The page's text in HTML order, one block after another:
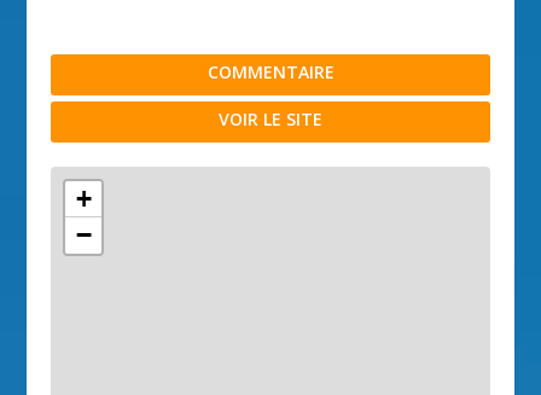
COMMENTAIRE
VOIR LE SITE
+
−